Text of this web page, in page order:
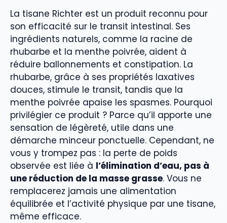
La tisane Richter est un produit reconnu pour
son efficacité sur le transit intestinal. Ses
ingrédients naturels, comme la racine de
rhubarbe et la menthe poivrée, aident à
réduire ballonnements et constipation. La
rhubarbe, grâce à ses propriétés laxatives
douces, stimule le transit, tandis que la
menthe poivrée apaise les spasmes. Pourquoi
privilégier ce produit ? Parce qu’il apporte une
sensation de légèreté, utile dans une
démarche minceur ponctuelle. Cependant, ne
vous y trompez pas : la perte de poids
observée est liée à l’élimination d’eau, pas à
une réduction de la masse grasse. Vous ne
remplacerez jamais une alimentation
équilibrée et l’activité physique par une tisane,
même efficace.